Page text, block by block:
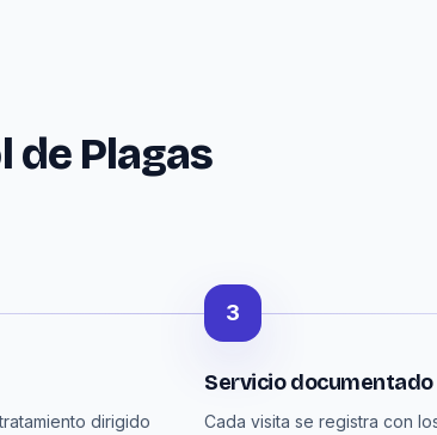
de Plagas
dirigido
3
Servicio documentado
Cada visita se registra con